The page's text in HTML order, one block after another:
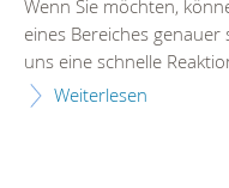
Wenn Sie möchten,
eines Bereiches
uns eine schnelle
Weiterlesen